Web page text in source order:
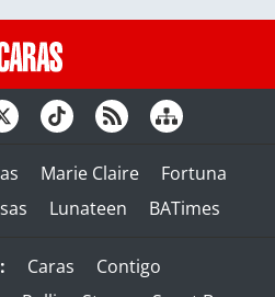
Marie Claire
Fortuna
Lunateen BATimes
Caras
Contigo